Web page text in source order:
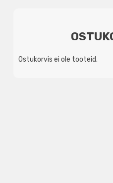
Ostukorvis ei ole tooteid.